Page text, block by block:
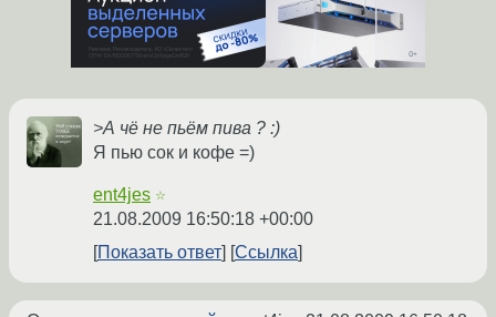
>А чё не пьём пива ? :)
Я пью сок и кофе =)
ent4jes ☆
21.08.2009 16:50:18 +00:00
Показать ответ
Ссылка